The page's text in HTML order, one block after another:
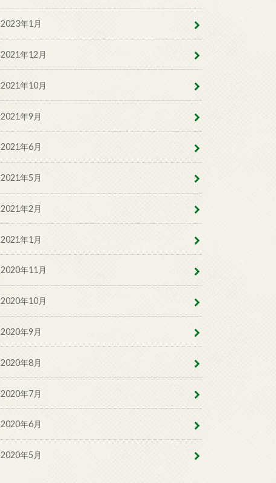
2023年1月
2021年12月
2021年10月
2021年9月
2021年6月
2021年5月
2021年2月
2021年1月
2020年11月
2020年10月
2020年9月
2020年8月
2020年7月
2020年6月
2020年5月